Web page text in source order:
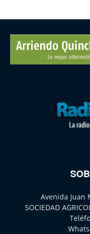
Avenida Juan
SOCIEDAD